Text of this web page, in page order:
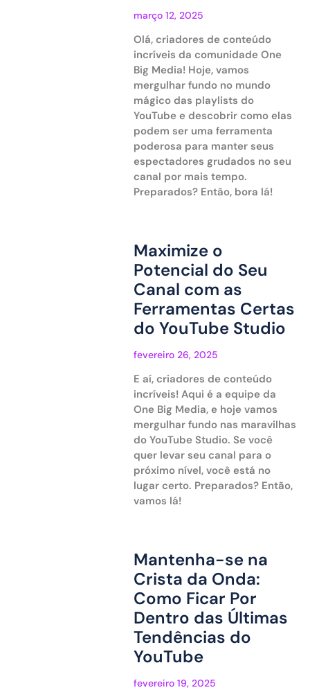
março 12, 2025
Olá, criadores de conteúdo
incríveis da comunidade One
Big Media! Hoje, vamos
mergulhar fundo no mundo
mágico das playlists do
YouTube e descobrir como elas
podem ser uma ferramenta
poderosa para manter seus
espectadores grudados no seu
canal por mais tempo.
Preparados? Então, bora lá!
Maximize o
Potencial do Seu
Canal com as
Ferramentas Certas
do YouTube Studio
fevereiro 26, 2025
E aí, criadores de conteúdo
incríveis! Aqui é a equipe da
One Big Media, e hoje vamos
mergulhar fundo nas maravilhas
do YouTube Studio. Se você
quer levar seu canal para o
próximo nível, você está no
lugar certo. Preparados? Então,
vamos lá!
Mantenha-se na
Crista da Onda:
Como Ficar Por
Dentro das Últimas
Tendências do
YouTube
fevereiro 19, 2025